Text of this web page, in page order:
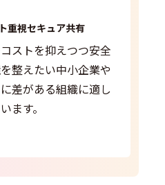
重視セキュア共有
ストを抑えつつ安全
整えたい中小企業や
差がある組織に適し
ます。